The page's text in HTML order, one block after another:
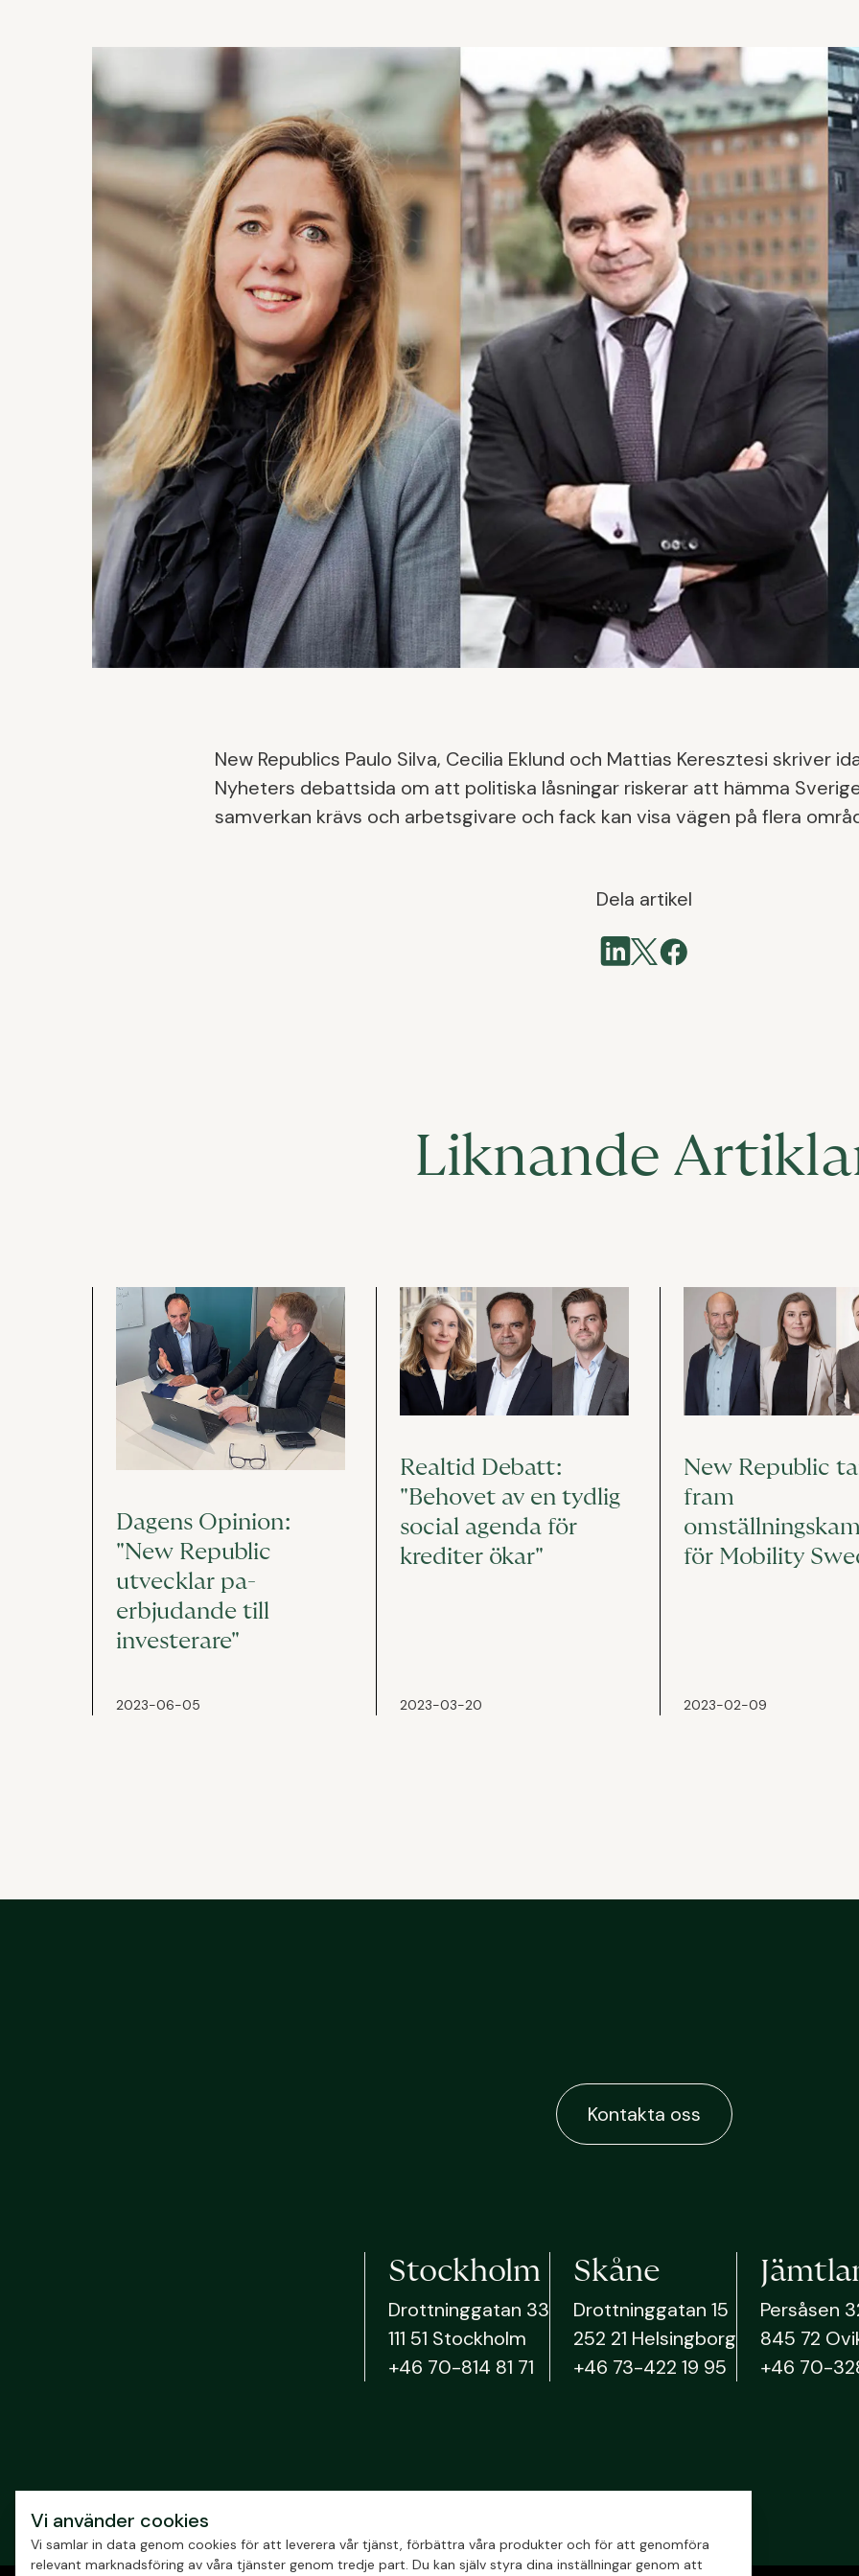
Vi använder cookies
Vi samlar in data genom cookies för att leverera vår tjänst, förbättra våra produkter och för att genomföra
relevant marknadsföring av våra tjänster genom tredje part. Du kan själv styra dina inställningar genom att
New Republics Paulo Silva, Cecilia Eklund och Mattias Keresztesi skriver
Nyheters debattsida om att politiska låsningar riskerar att hämma
samverkan krävs och arbetsgivare och fack kan visa vägen på flera
Dela artikel
Liknande
Dagens Opinion:
"New Republic
utvecklar pa-
erbjudande till
investerare"
2023-06-05
Realtid Debatt:
"Behovet av en tydlig
social agenda för
krediter ökar"
2023-03-20
New Republic
fram
för Mobility
2023-02-09
Kontakta oss
Stockholm
Drottninggatan 33
111 51 Stockholm
+46 70-814 81 71
Skåne
Drottninggatan 15
252 21 Helsingborg
+46 73-422 19 95
Persåsen
845 72
+46 70-